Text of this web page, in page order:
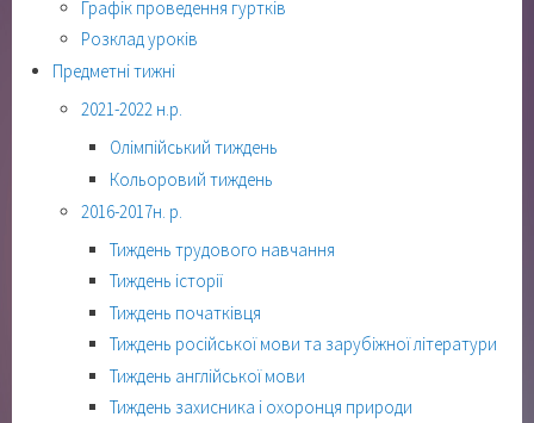
Графік проведення гуртків
Розклад уроків
Предметні тижні
2021-2022 н.р.
Олімпійський тиждень
Кольоровий тиждень
2016-2017н. р.
Тиждень трудового навчання
Тиждень історії
Тиждень початківця
Тиждень російської мови та зарубіжної літератури
Тиждень англійської мови
Тиждень захисника і охоронця природи